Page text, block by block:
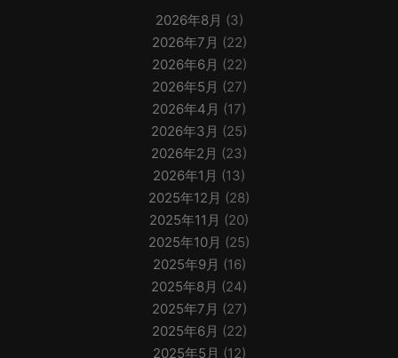
2026年8月 (3)
2026年7月 (22)
2026年6月 (22)
2026年5月 (27)
2026年4月 (17)
2026年3月 (25)
2026年2月 (23)
2026年1月 (13)
2025年12月 (28)
2025年11月 (20)
2025年10月 (25)
2025年9月 (16)
2025年8月 (24)
2025年7月 (27)
2025年6月 (22)
2025年5月 (12)